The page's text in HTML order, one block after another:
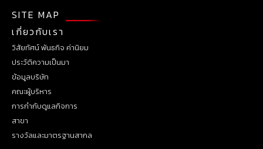
SITE MAP
เกี่ยวกับเรา
วิสัยทัศน์ พันธกิจ ค่านิยม
ประวัติความเป็นมา
ข้อมูลบริษัท
คณะผู้บริหาร
การกำกับดูแลกิจการ
สาขา
รางวัลและมาตรฐานสากล